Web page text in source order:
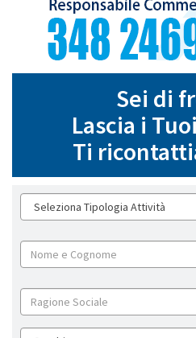
Sei di
Lascia i
Ti